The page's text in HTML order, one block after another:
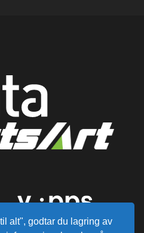
alt", godtar du lagring av